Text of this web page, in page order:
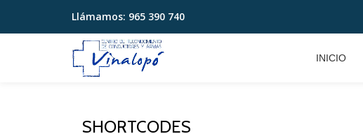
Saltar
Llámamos: 965 390 740
INICIO
SHORTCODES